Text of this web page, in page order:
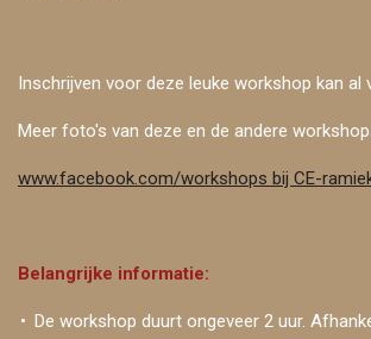
Inschrijven voor deze leuke workshop kan al
Meer foto's van deze en de andere
www.facebook.com/workshops bij CE-
Belangrijke informatie:
De workshop duurt ongeveer 2 uur.